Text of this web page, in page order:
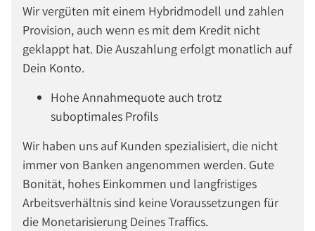
Wir vergüten mit einem Hybridmodell und zahlen
Provision, auch wenn es mit dem Kredit nicht
geklappt hat. Die Auszahlung erfolgt monatlich auf
Dein Konto.
Hohe Annahmequote auch trotz
suboptimales Profils
Wir haben uns auf Kunden spezialisiert, die nicht
immer von Banken angenommen werden. Gute
Bonität, hohes Einkommen und langfristiges
Arbeitsverhältnis sind keine Voraussetzungen für
die Monetarisierung Deines Traffics.